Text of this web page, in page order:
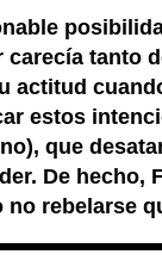
tanto
actitud
estos
que
De hecho,
rebelarse